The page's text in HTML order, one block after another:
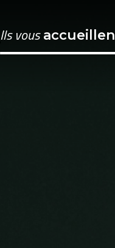
Ils vous